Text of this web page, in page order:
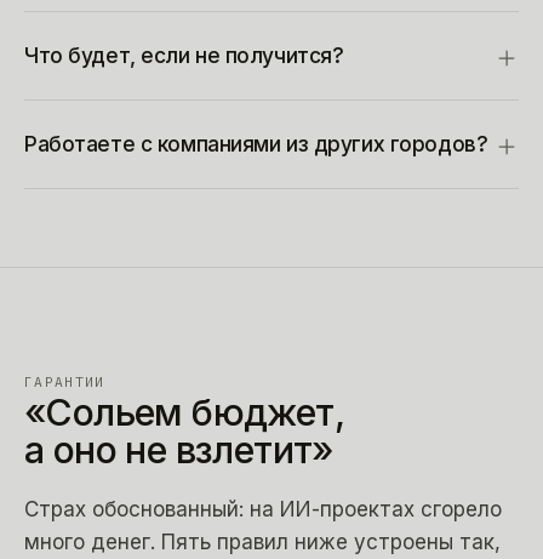
Что будет, если не получится?
Работаете с компаниями из других городов?
ГАРАНТИИ
«Сольем бюджет,
а оно не взлетит»
Страх обоснованный: на ИИ-проектах сгорело
много денег. Пять правил ниже устроены так,